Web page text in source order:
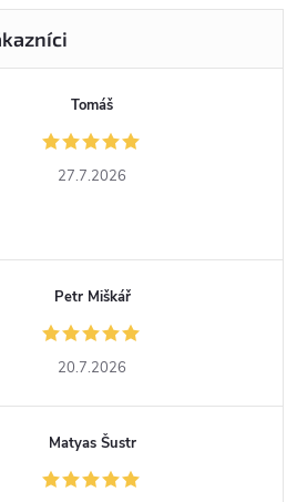
Tomáš
27.7.2026
Petr Miškář
20.7.2026
Matyas Šustr